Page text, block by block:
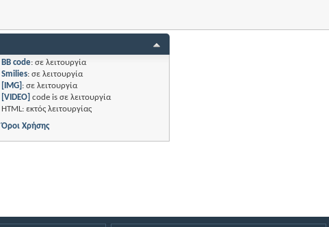
BB code: σε λειτουργία
Smilies: σε λειτουργία
[IMG] : σε λειτουργία
[VIDEO] code is σε λειτουργία
HTML: εκτός λειτουργίας
Όροι Χρήσης